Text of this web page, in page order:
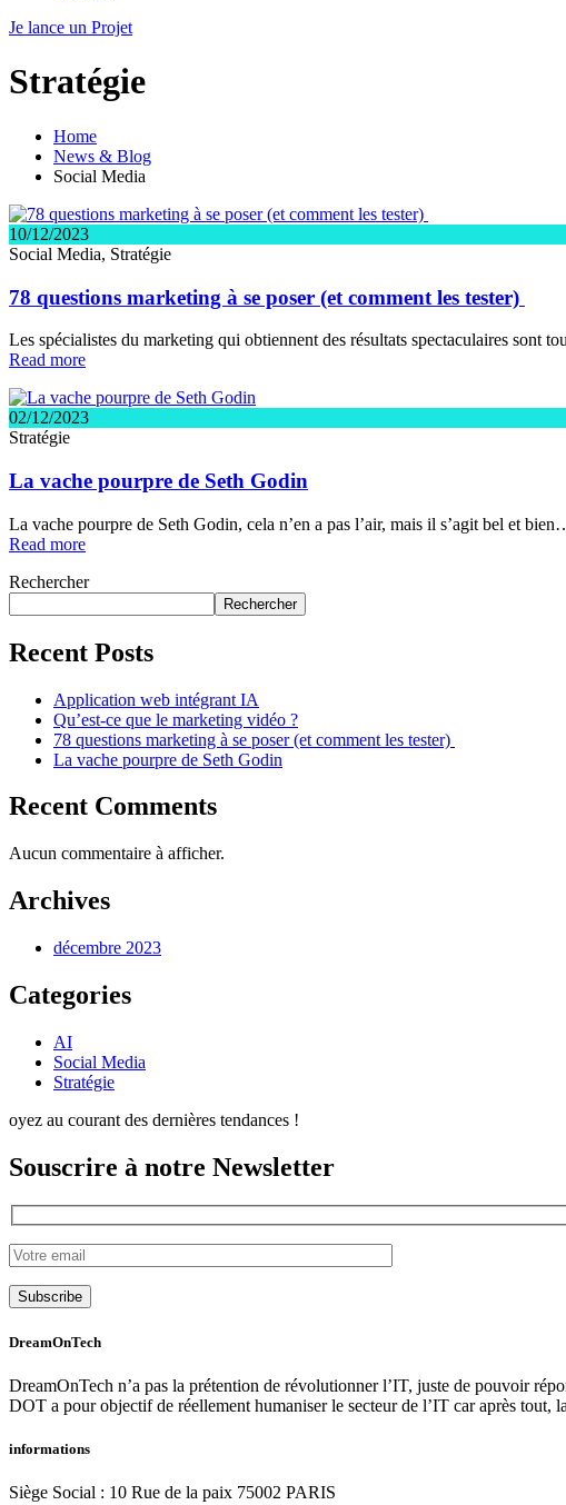
Je lance un Projet
Stratégie
Home
News & Blog
Social Media
10/12/2023
Social Media, Stratégie
78 questions marketing à se poser (et comment les tester)
Les spécialistes du marketing qui obtiennent des résultats spectaculaires sont
Read more
02/12/2023
Stratégie
La vache pourpre de Seth Godin
La vache pourpre de Seth Godin, cela n’en a pas l’air, mais il s’agit bel et
Read more
Rechercher
Rechercher
Recent Posts
Application web intégrant IA
Qu’est-ce que le marketing vidéo ?
78 questions marketing à se poser (et comment les tester)
La vache pourpre de Seth Godin
Recent Comments
Aucun commentaire à afficher.
Archives
décembre 2023
Categories
AI
Social Media
Stratégie
oyez au courant des dernières tendances !
Souscrire à notre Newsletter
Subscribe
DreamOnTech
DreamOnTech n’a pas la prétention de révolutionner l’IT, juste de pouvoir
DOT a pour objectif de réellement humaniser le secteur de l’IT car après tout,
informations
Siège Social : 10 Rue de la paix 75002 PARIS